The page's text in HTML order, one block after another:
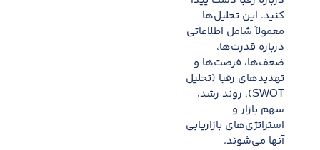
کنید. این تحلیل‌ها
معمولاً شامل اطلاعاتی
درباره قدرت‌ها،
ضعف‌ها، فرصت‌ها و
تهدیدهای رقبا (تحلیل
SWOT)، روند رشد،
سهم بازار و
استراتژی‌های بازاریابی
آنها می‌شوند.